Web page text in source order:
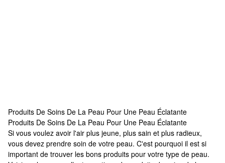
Produits De Soins De La Peau Pour Une Peau Éclatante
Produits De Soins De La Peau Pour Une Peau Éclatante
Produits De Soins De La Peau Pour Une Peau Éclatante
Si vous voulez avoir l'air plus jeune, plus sain et plus radieux,
vous devez prendre soin de votre peau. C'est pourquoi il est si
important de trouver les bons produits pour votre type de peau.